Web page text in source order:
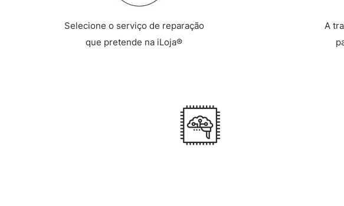
Selecione o serviço de reparação
que pretende na iLoja®
A